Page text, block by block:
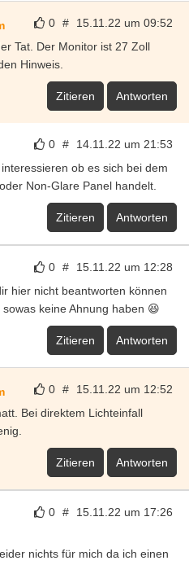
0 # 15.11.22 um 09:52
Tat. Der Monitor ist 27 Zoll
Hinweis.
Zitieren Antworten
0 # 14.11.22 um 21:53
ob es sich bei dem
Non-Glare Panel handelt.
Zitieren Antworten
0 # 15.11.22 um 12:28
hier nicht beantworten können
keine Ahnung haben 😆
Zitieren Antworten
0 # 15.11.22 um 12:52
Bei direktem Lichteinfall
Zitieren Antworten
0 # 15.11.22 um 17:26
nichts für mich da ich einen